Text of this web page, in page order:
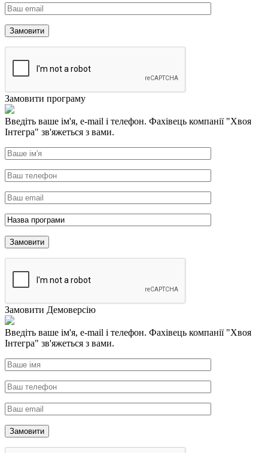
Замовити програму
Введіть ваше ім'я, e-mail і телефон. Фахівець компанії "Хвоя
Інтегра" зв'яжеться з вами.
Замовити Демоверсію
Введіть ваше ім'я, e-mail і телефон. Фахівець компанії "Хвоя
Інтегра" зв'яжеться з вами.